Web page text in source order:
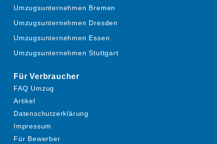
Umzugsunternehmen Bremen
Umzugsunternehmen Dresden
Umzugsunternehmen Essen
Umzugsunternehmen Stuttgart
Für Verbraucher
FAQ Umzug
Artikel
Datenschutzerklärung
Impressum
Für Bewerber